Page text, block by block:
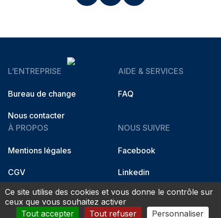
L’ENTREPRISE
Bureau de change
Nous contacter
AIDE & SERVICES
FAQ
À PROPOS
Mentions légales
CGV
NOUS SUIVRE
Facebook
Linkedin
Instagram
Ce site utilise des cookies et vous donne le contrôle sur
ceux que vous souhaitez activer
Tout accepter
Tout refuser Personnaliser